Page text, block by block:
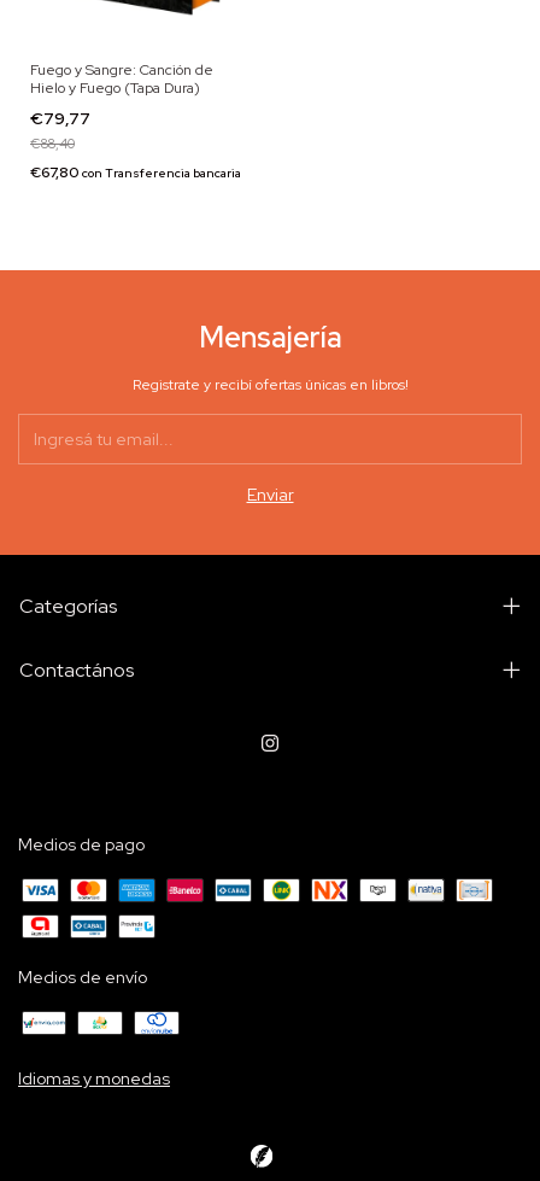
Fuego y Sangre: Canción de
Hielo y Fuego (Tapa Dura)
€79,77
€88,40
€67,80 con Transferencia bancaria
Mensajería
Registrate y recibí ofertas únicas en libros!
Categorías
Contactános
Medios de pago
Medios de envío
Idiomas y monedas